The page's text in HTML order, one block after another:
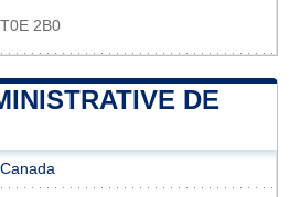
T0E 2B0
DE
Canada